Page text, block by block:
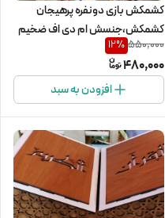
کشمکش بازی دونفره پرهیجان
کشمکش،جنسش ام دی اف ضخیم
سایز 70 در30
550,000
12%
480,000
افزودن به سبد